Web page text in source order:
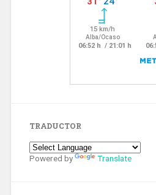
TRADUCTOR
Powered by Translate